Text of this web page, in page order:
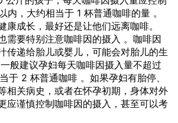
内，大约相当于 1 杯普通咖啡的量 。
康成长，最好还是让他们远离咖啡。
需要特别注意咖啡因的摄入 。咖啡因
传递给胎儿或婴儿，可能会对胎儿的生
般建议孕妇每天咖啡因摄入量不超过
于 2 杯普通咖啡 。如果孕妇有胎停、
相关病史，或者在怀孕初期，身体对外
应谨慎控制咖啡因的摄入，甚至可以考